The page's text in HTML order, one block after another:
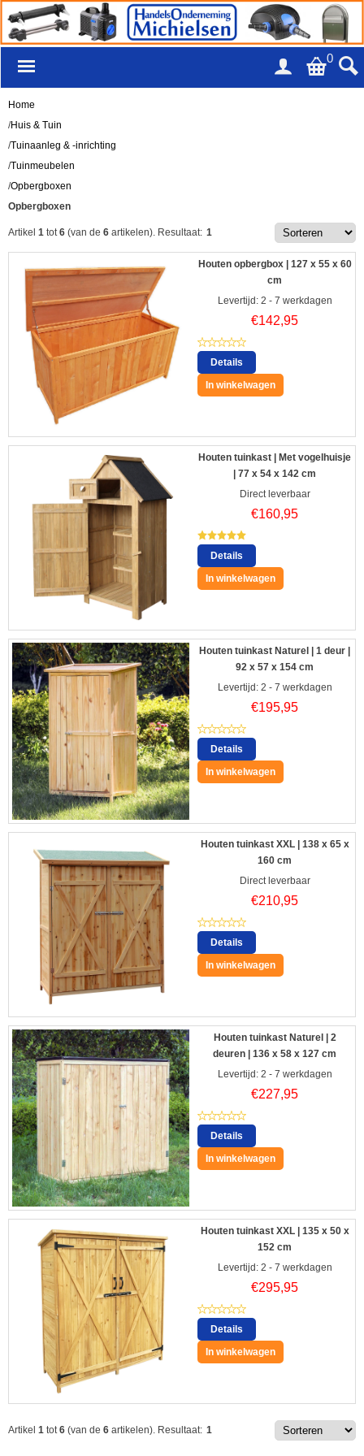
0
Home
/Huis & Tuin
/Tuinaanleg & -inrichting
/Tuinmeubelen
/Opbergboxen
Opbergboxen
Artikel 1 tot 6 (van de 6 artikelen). Resultaat: 1
Houten opbergbox | 127 x 55 x 60
cm
Levertijd: 2 - 7 werkdagen
€142,95
Details
In winkelwagen
Houten tuinkast | Met vogelhuisje
| 77 x 54 x 142 cm
Direct leverbaar
€160,95
Details
In winkelwagen
Houten tuinkast Naturel | 1 deur |
92 x 57 x 154 cm
Levertijd: 2 - 7 werkdagen
€195,95
Details
In winkelwagen
Houten tuinkast XXL | 138 x 65 x
160 cm
Direct leverbaar
€210,95
Details
In winkelwagen
Houten tuinkast Naturel | 2
deuren | 136 x 58 x 127 cm
Levertijd: 2 - 7 werkdagen
€227,95
Details
In winkelwagen
Houten tuinkast XXL | 135 x 50 x
152 cm
Levertijd: 2 - 7 werkdagen
€295,95
Details
In winkelwagen
Artikel 1 tot 6 (van de 6 artikelen). Resultaat: 1